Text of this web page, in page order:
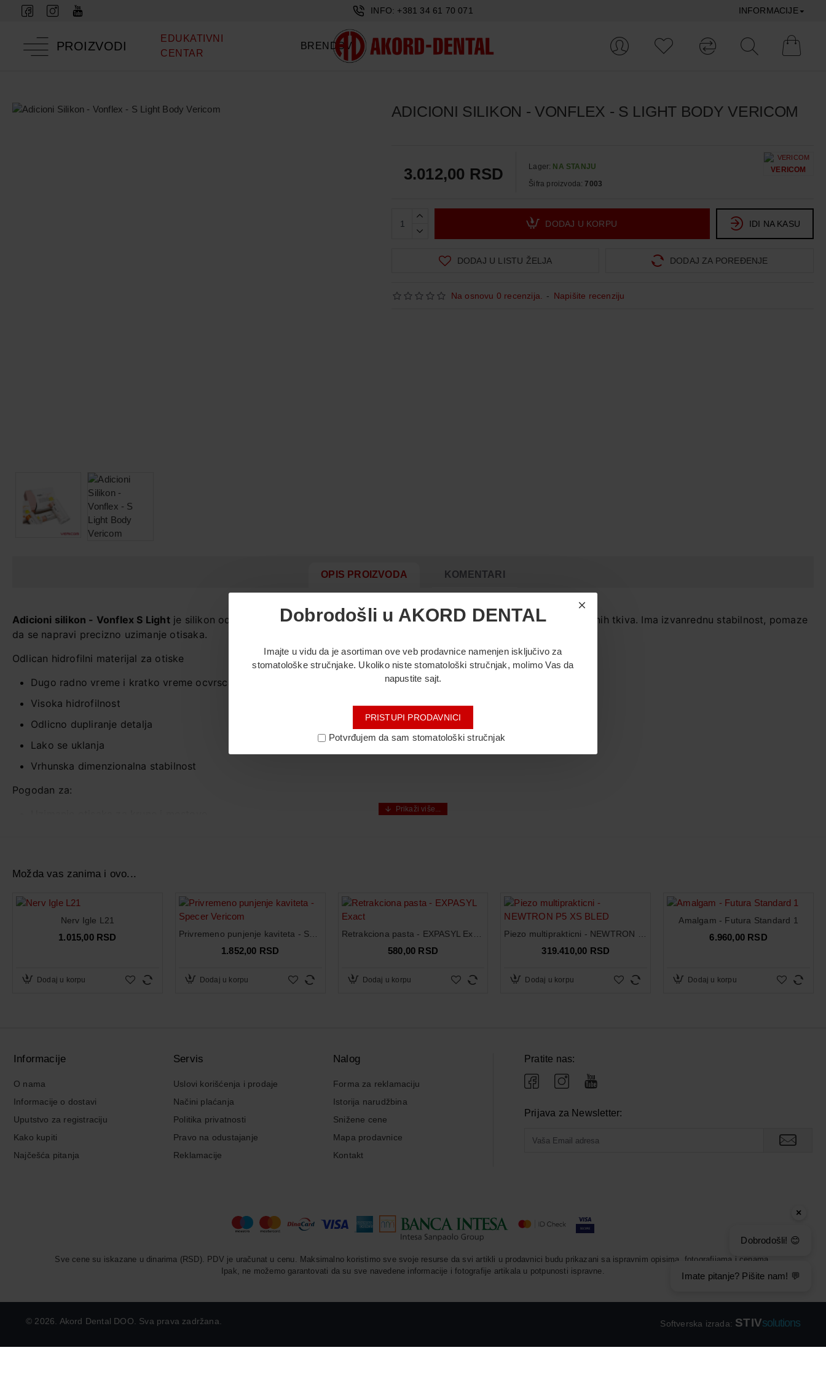
Dobrodošli u AKORD DENTAL
Imajte u vidu da je asortiman ove veb prodavnice namenjen isključivo za
stomatološke stručnjake. Ukoliko niste stomatološki stručnjak, molimo Vas da
napustite sajt.
PRISTUPI PRODAVNICI
Potvrđujem da sam stomatološki stručnjak
INFO: +381 34 61 70 071 INFORMACIJE
PROIZVODI
EDUKATIVNI
CENTAR
BRENDOVI
ADICIONI SILIKON - VONFLEX - S LIGHT BODY VERICOM
Na osnovu 0 recenzija. - Napišite recenziju
3.012,00 RSD Lager: NA STANJU
Šifra proizvoda: 7003
VERICOM
DODAJ U KORPU IDI NA KASU
DODAJ U LISTU ŽELJA DODAJ ZA POREĐENJE
OPIS PROIZVODA KOMENTARI
Adicioni silikon - Vonflex S Lightje silikon od hidrofilnog vinil polisiloksana koji pomaze u stvaranju preciznog oblika oralnih tkiva. Ima izvanrednu stabilnost, pomaze
da se napravi precizno uzimanje otisaka.
Odlican hidrofilni materijal za otiske
Dugo radno vreme i kratko vreme ocvrscavanja
Visoka hidrofilnost
Odlicno dupliranje detalja
Lako se uklanja
Vrhunska dimenzionalna stabilnost
Pogodan za:
Možda vas zanima i ovo...
Nerv Igle L21
1.015,00 RSD
Dodaj u korpu
Privremeno punjenje kaviteta - Specer Vericom
1.852,00 RSD
Dodaj u korpu
Retrakciona pasta - EXPASYL Exact
580,00 RSD
Dodaj u korpu
Piezo multiprakticni - NEWTRON P5 XS BLED
319.410,00 RSD
Dodaj u korpu
Amalgam - Futura Standard 1
6.960,00 RSD
Dodaj u korpu
Informacije
O nama
Informacije o dostavi
Uputstvo za registraciju
Kako kupiti
Najčešća pitanja
Servis
Uslovi korišćenja i prodaje
Načini plaćanja
Politika privatnosti
Pravo na odustajanje
Reklamacije
Nalog
Forma za reklamaciju
Istorija narudžbina
Snižene cene
Mapa prodavnice
Kontakt
Pratite nas:
Prijava za Newsletter:
Sve cene su iskazane u dinarima (RSD). PDV je uračunat u cenu. Maksimalno koristimo sve svoje resurse da svi artikli u prodavnici budu prikazani sa ispravnim opisima, fotografijama i cenama.
Ipak, ne možemo garantovati da su sve navedene informacije i fotografije artikala u potpunosti ispravne.
© 2026. Akord Dental DOO. Sva prava zadržana. Softverska izrada: STIVsolutions
×
Dobrodošli! 😊
Imate pitanje? Pišite nam! 💬